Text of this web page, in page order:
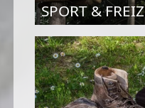
SPORT &